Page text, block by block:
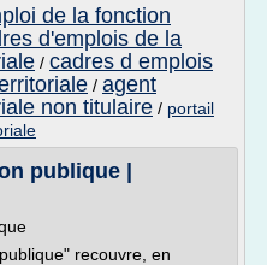
de la fonction
d'emplois de la
/ cadres d emplois
/ agent
non titulaire / portail
publique |
recouvre, en